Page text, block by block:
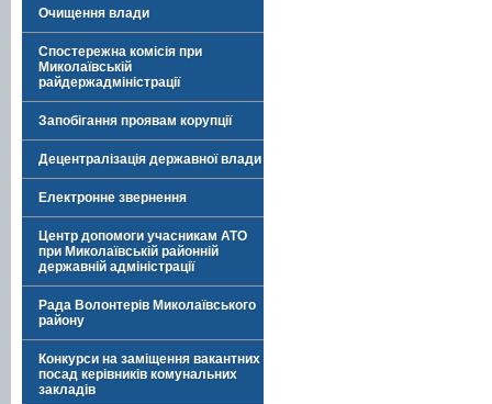
Очищення влади
Спостережна комісія при
Миколаївській
райдержадміністрації
Запобігання проявам корупції
Децентралізація державної влади
Електронне звернення
Центр допомоги учасникам АТО
при Миколаївській районній
державній адміністрації
Рада Волонтерів Миколаївського
району
Конкурси на заміщення вакантних
посад керівників комунальних
закладів